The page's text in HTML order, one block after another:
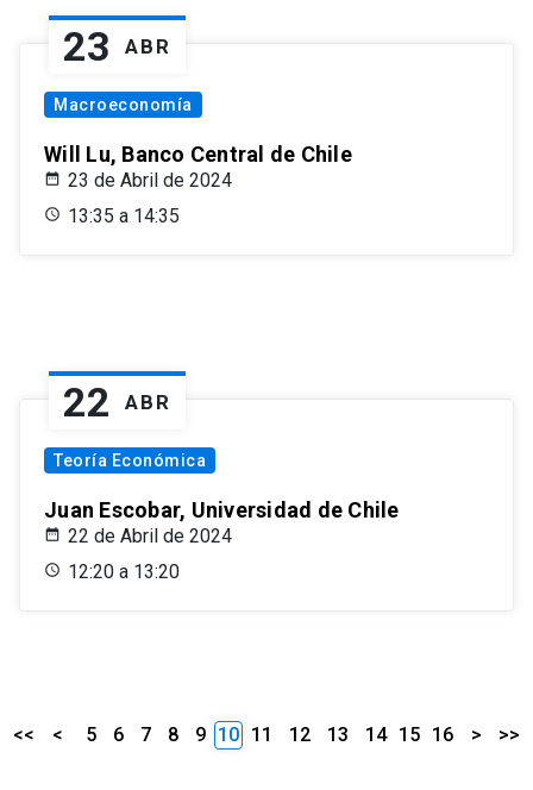
23 ABR
Macroeconomía
Will Lu, Banco Central de Chile
23 de Abril de 2024
13:35 a 14:35
22 ABR
Teoría Económica
Juan Escobar, Universidad de Chile
22 de Abril de 2024
12:20 a 13:20
<< < 5 6 7 8 9 10 11 12 13 14 15 16 > >>